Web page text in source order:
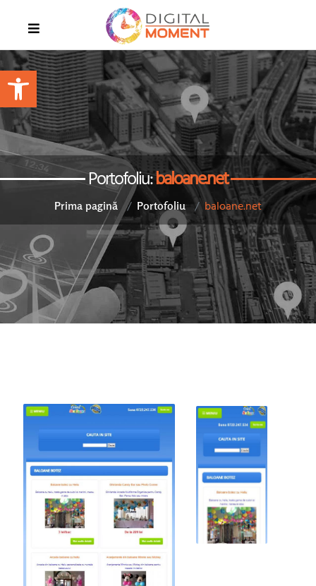
Portofoliu:baloane.net
Prima pagină Portofoliu baloane.net
Open toolbar